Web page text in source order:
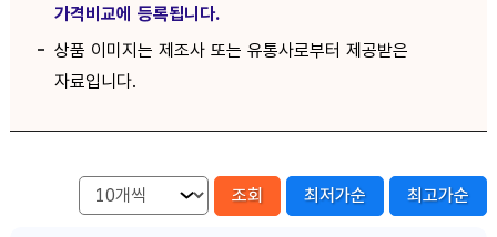
가격비교에 등록됩니다.
상품 이미지는 제조사 또는 유통사로부터 제공받은
자료입니다.
조회 최저가순 최고가순